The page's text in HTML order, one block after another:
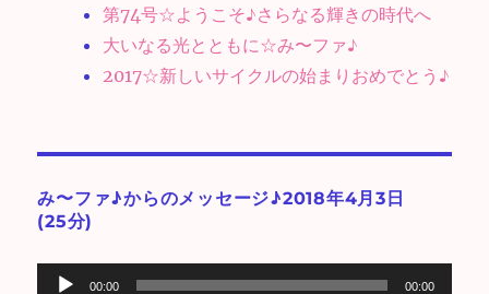
第74号☆ようこそ♪さらなる輝きの時代へ
大いなる光とともに☆み〜ファ♪
2017☆新しいサイクルの始まりおめでとう♪
み〜ファ♪からのメッセージ♪2018年4月3日
(25分)
00:00 00:00